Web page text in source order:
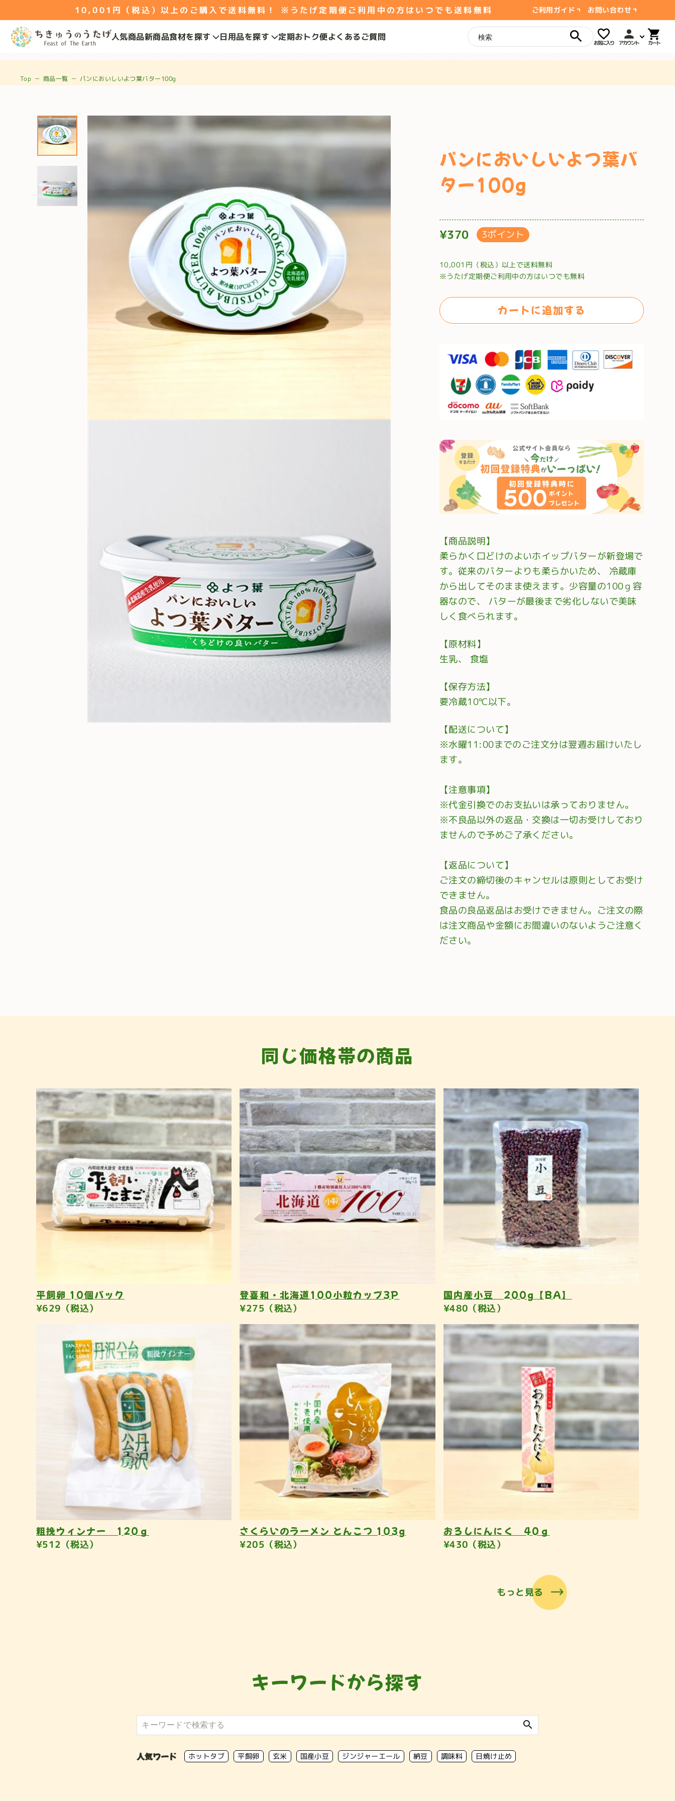
10,001円（税込）以上のご購入で送料無料！ ※うたげ定期便ご利用中の方はいつでも送料無料 ご利用ガイド お問い合わせ
人気商品新商品食材を探す 日用品を探す 定期おトク便よくあるご質問
アカウント
お気に入り
Top － 商品一覧 － パンにおいしいよつ葉バター100g
パンにおいしいよつ葉バ
ター100g
通
価
¥370 3ポイント
10,001円（税込）以上で送料無料
※うたげ定期便ご利用中の方はいつでも無料
カートに追加する
【商品説明】
柔らかく口どけのよいホイップバターが新登場で
す。従来のバターよりも柔らかいため、 冷蔵庫
から出してそのまま使えます。少容量の100ｇ容
器なので、 バターが最後まで劣化しないで美味
しく食べられます。
【原材料】
生乳、 食塩
【保存方法】
要冷蔵10℃以下。
【配送について】
※水曜11:00までのご注文分は翌週お届けいたし
ます。
【注意事項】
※代金引換でのお支払いは承っておりません。
※不良品以外の返品・交換は一切お受けしており
ませんので予めご了承ください。
【返品について】
ご注文の締切後のキャンセルは原則としてお受け
できません。
食品の良品返品はお受けできません。ご注文の際
は注文商品や金額にお間違いのないようご注意く
ださい。
同じ価格帯の商品
平飼卵 10個パック
¥629（税込）
登喜和・北海道100小粒カップ3P
¥275（税込）
国内産小豆 200g【BA】
¥480（税込）
粗挽ウィンナー 120ｇ
¥512（税込）
さくらいのラーメン とんこつ 103g
¥205（税込）
おろしにんにく 40ｇ
¥430（税込）
もっと見る
キーワードから探す
search
人気ワード ホットタブ 平飼卵 玄米 国産小豆 ジンジャーエール 納豆 調味料 日焼け止め